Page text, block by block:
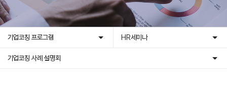
기업코칭 프로그램 HR세미나
기업코칭 사례 설명회